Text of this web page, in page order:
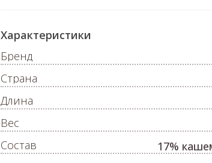
Характеристики
Бренд
Страна
Длина
Вес
Состав
17%